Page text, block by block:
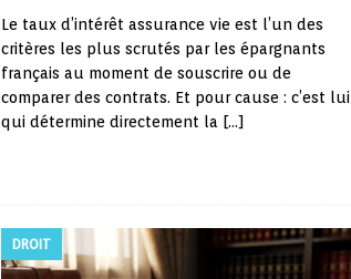
Le taux d’intérêt assurance vie est l’un des
critères les plus scrutés par les épargnants
français au moment de souscrire ou de
comparer des contrats. Et pour cause : c’est lui
qui détermine directement la […]
DROIT